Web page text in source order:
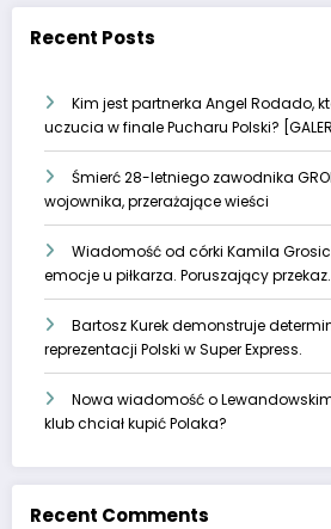
Recent Posts
Kim jest partnerka Angel Rodado,
uczucia w finale Pucharu Polski?
Śmierć 28-letniego zawodnika
wojownika, przerażające wieści
Wiadomość od córki Kamila
emocje u piłkarza. Poruszający przekaz.
Bartosz Kurek demonstruje
reprezentacji Polski w Super Express.
Nowa wiadomość o
klub chciał kupić Polaka?
Recent Comments